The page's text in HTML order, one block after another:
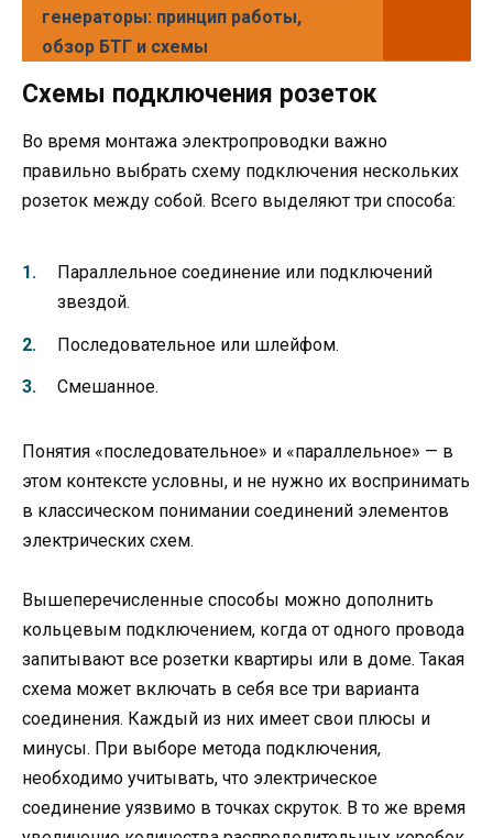
генераторы: принцип работы,
обзор БТГ и схемы
Схемы подключения розеток
Во время монтажа электропроводки важно
правильно выбрать схему подключения нескольких
розеток между собой. Всего выделяют три способа:
Параллельное соединение или подключений
звездой.
Последовательное или шлейфом.
Смешанное.
Понятия «последовательное» и «параллельное» — в
этом контексте условны, и не нужно их воспринимать
в классическом понимании соединений элементов
электрических схем.
Вышеперечисленные способы можно дополнить
кольцевым подключением, когда от одного провода
запитывают все розетки квартиры или в доме. Такая
схема может включать в себя все три варианта
соединения. Каждый из них имеет свои плюсы и
минусы. При выборе метода подключения,
необходимо учитывать, что электрическое
соединение уязвимо в точках скруток. В то же время